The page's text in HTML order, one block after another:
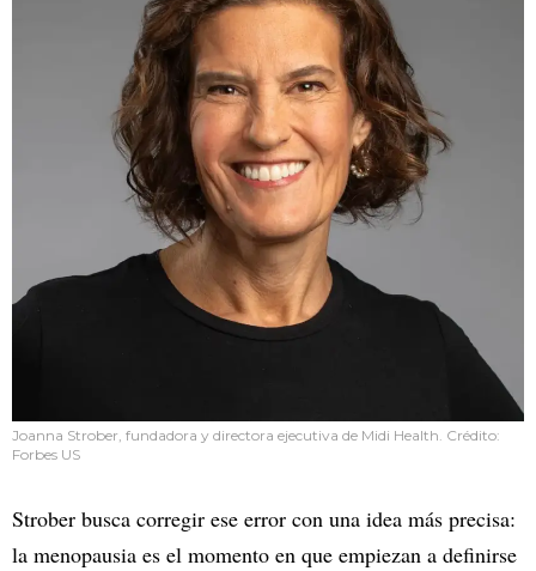
Joanna Strober, fundadora y directora ejecutiva de Midi Health. Crédito:
Forbes US
Strober busca corregir ese error con una idea más precisa:
la menopausia es el momento en que empiezan a definirse